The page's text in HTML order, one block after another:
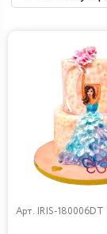
Арт. IRIS-180006DT